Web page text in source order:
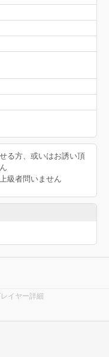
る方、或いはお誘い頂
級者問いません
イヤー詳細